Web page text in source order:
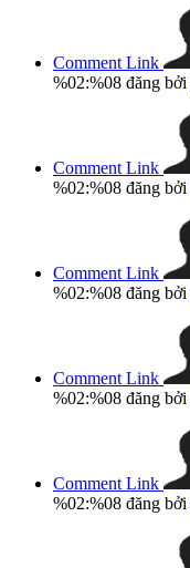
Comment Link
%02:%08 đăng bởi
Comment Link
%02:%08 đăng bởi
Comment Link
%02:%08 đăng bởi
Comment Link
%02:%08 đăng bởi
Comment Link
%02:%08 đăng bởi